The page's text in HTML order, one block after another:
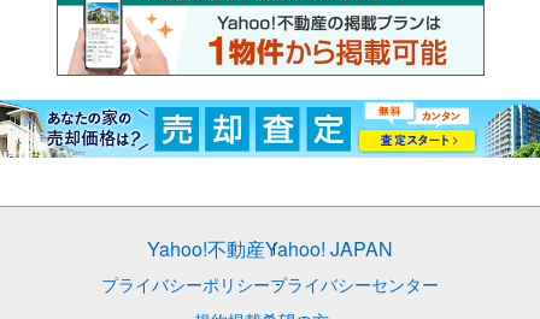
Yahoo!不動産Yahoo! JAPAN
プライバシーポリシープライバシーセンター